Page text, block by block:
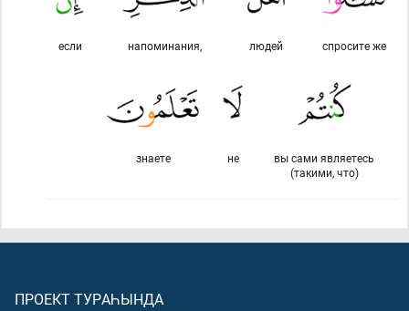
спросите же
людей
напоминания,
если
вы сами являетесь
(такими, что)
не
знаете
ПРОЕКТ ТУРАҺЫНДА